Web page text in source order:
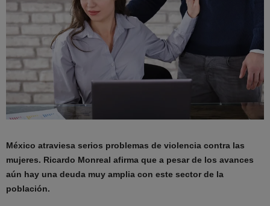
México atraviesa serios problemas de violencia contra las
mujeres. Ricardo Monreal afirma que a pesar de los avances
aún hay una deuda muy amplia con este sector de la
población.